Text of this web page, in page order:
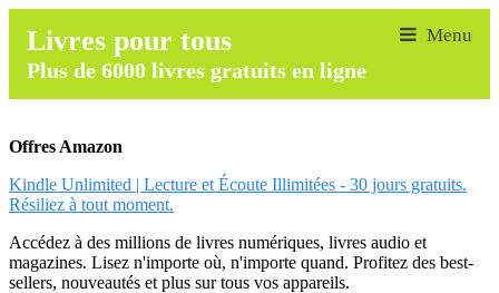
Livres pour tous
Plus de 6000 livres gratuits en ligne
Offres Amazon
Kindle Unlimited | Lecture et Écoute Illimitées - 30 jours gratuits.
Résiliez à tout moment.
Accédez à des millions de livres numériques, livres audio et
magazines. Lisez n'importe où, n'importe quand. Profitez des best-
sellers, nouveautés et plus sur tous vos appareils.